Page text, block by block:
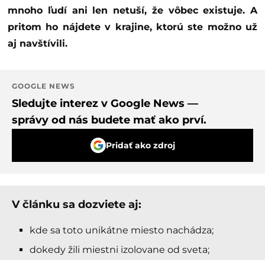
mnoho ľudí ani len netuší, že vôbec existuje. A
pritom ho nájdete v krajine, ktorú ste možno už
aj navštívili.
GOOGLE NEWS
Sledujte interez v Google News —
správy od nás budete mať ako prví.
Pridať ako zdroj
V článku sa dozviete aj:
kde sa toto unikátne miesto nachádza;
dokedy žili miestni izolovane od sveta;